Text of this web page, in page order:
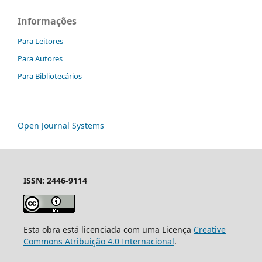
Informações
Para Leitores
Para Autores
Para Bibliotecários
Open Journal Systems
ISSN: 2446-9114
Esta obra está licenciada com uma Licença Creative
Commons Atribuição 4.0 Internacional.